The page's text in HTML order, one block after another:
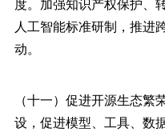
人工智能标准研制，推进
动。
（十一）促进开源生态
设，促进模型、工具、数